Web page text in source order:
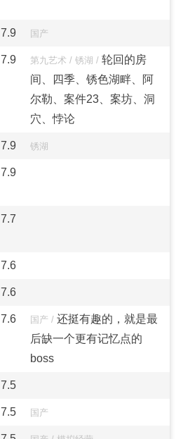
7.9 国产
7.9 第九艺术 / 锈湖 / 轮回的房
间、四季、锈色湖畔、阿
尔勒、案件23、案坊、洞
穴、悖论
7.9 锈湖
7.9
7.7
7.6
7.6
7.6 国产 / 还挺有趣的，就是最
后缺一个更有记忆点的
boss
7.5
7.5 国产